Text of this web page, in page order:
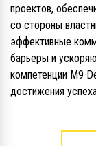
проектов,
со стороны
эффективные
барьеры и
компетенции M9
достижения